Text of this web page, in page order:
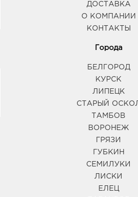
ДОСТАВКА
О КОМПАНИИ
КОНТАКТЫ
Города
БЕЛГОРОД
КУРСК
ЛИПЕЦК
СТАРЫЙ ОСКОЛ
ТАМБОВ
ВОРОНЕЖ
ГРЯЗИ
ГУБКИН
СЕМИЛУКИ
ЛИСКИ
ЕЛЕЦ